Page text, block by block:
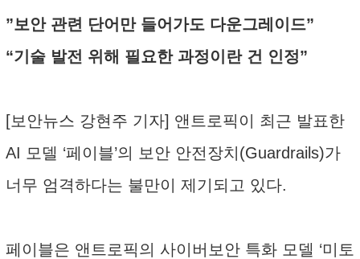
”보안 관련 단어만 들어가도 다운그레이드”
“기술 발전 위해 필요한 과정이란 건 인정”
[보안뉴스 강현주 기자] 앤트로픽이 최근 발표한
AI 모델 ‘페이블’의 보안 안전장치(Guardrails)가
너무 엄격하다는 불만이 제기되고 있다.
페이블은 앤트로픽의 사이버보안 특화 모델 ‘미토